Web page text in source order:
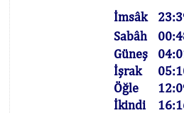
İmsâk
Sabâh
Güneş
İşrak
Öğle
İkindi